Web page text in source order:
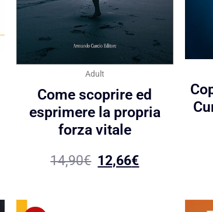
Adult
Come scoprire ed
esprimere la propria
forza vitale
14,90€ 12,66€